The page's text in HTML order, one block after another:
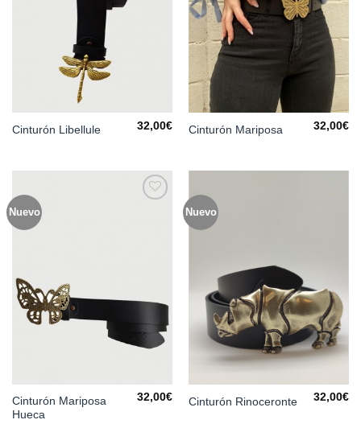
Cinturón Libellule 32,00€ Cinturón Mariposa 32,00€
Nuevo
Cinturón Mariposa
Hueca
32,00€
Nuevo
Cinturón Rinoceronte 32,00€